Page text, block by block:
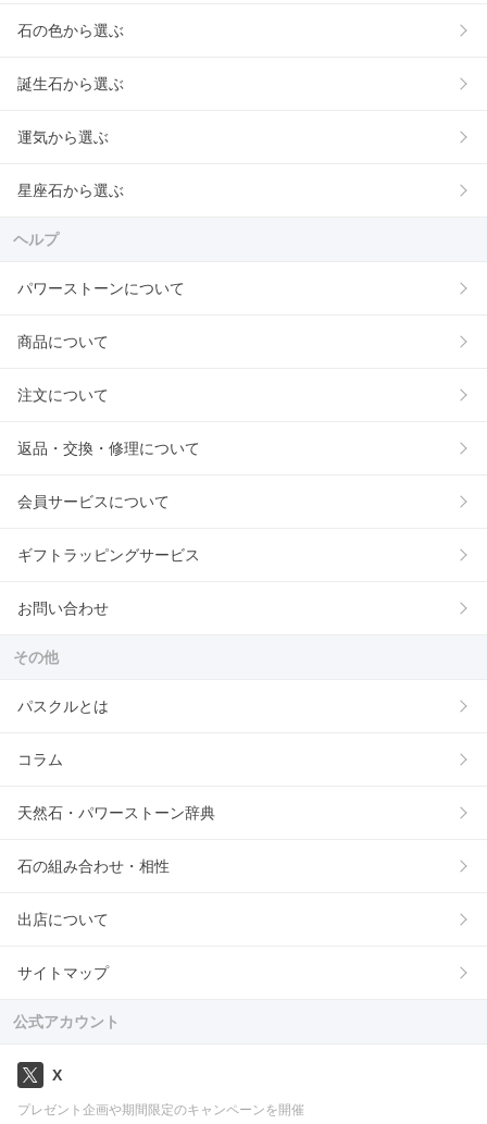
石の色から選ぶ
誕生石から選ぶ
運気から選ぶ
星座石から選ぶ
ヘルプ
パワーストーンについて
商品について
注文について
返品・交換・修理について
会員サービスについて
ギフトラッピングサービス
お問い合わせ
その他
パスクルとは
コラム
天然石・パワーストーン辞典
石の組み合わせ・相性
出店について
サイトマップ
公式アカウント
X
プレゼント企画や期間限定のキャンペーンを開催